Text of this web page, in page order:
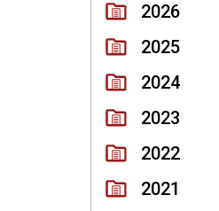
2026
2025
2024
2023
2022
2021